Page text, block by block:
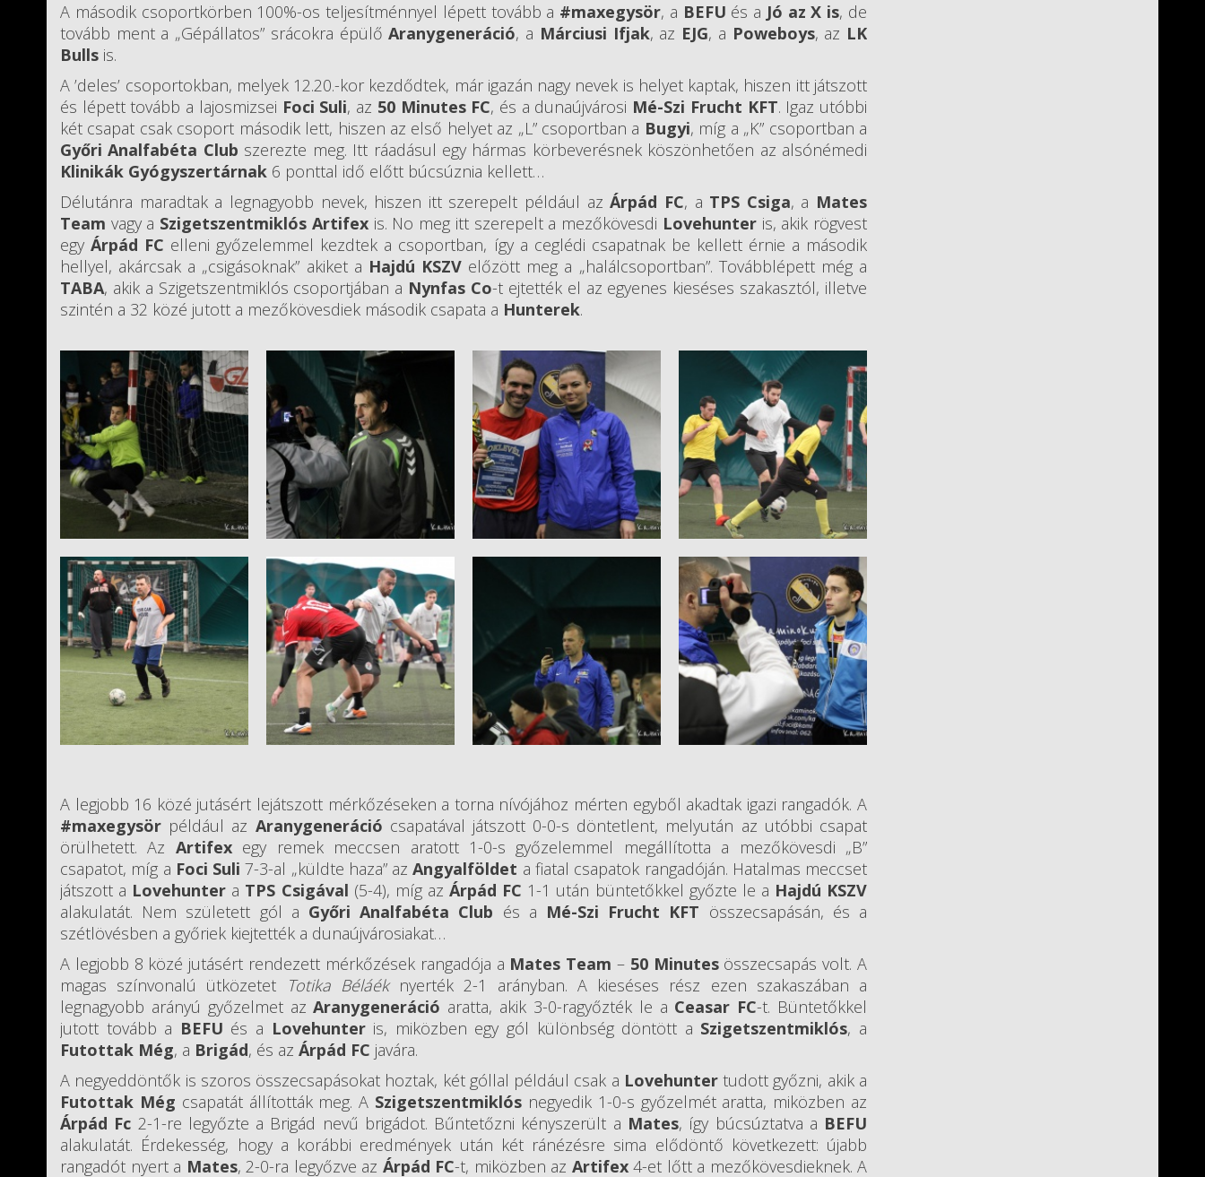
A második csoportkörben 100%-os teljesítménnyel lépett tovább a #maxegysör, a BEFU és a Jó az X is, de
tovább ment a „Gépállatos” srácokra épülőAranygeneráció, a Márciusi Ifjak, az EJG, a Poweboys, az LK
Bulls is.
A ’deles’ csoportokban, melyek 12.20.-kor kezdődtek, már igazán nagy nevek is helyet kaptak, hiszen itt játszott
és lépett tovább a lajosmizsei Foci Suli, az 50 Minutes FC, és a dunaújvárosi Mé-Szi Frucht KFT. Igaz utóbbi
két csapat csak csoport második lett, hiszen az első helyet az „L” csoportban a Bugyi, míg a „K” csoportban a
Győri Analfabéta Club szerezte meg. Itt ráadásul egy hármas körbeverésnek köszönhetően az alsónémedi
Klinikák Gyógyszertárnak 6 ponttal idő előtt búcsúznia kellett…
Délutánra maradtak a legnagyobb nevek, hiszen itt szerepelt például azÁrpád FC, a TPS Csiga, a Mates
Team vagy a Szigetszentmiklós Artifexis. No meg itt szerepelt a mezőkövesdi Lovehunteris, akik rögvest
egyÁrpád FC elleni győzelemmel kezdtek a csoportban, így a ceglédi csapatnak be kellett érnie a második
hellyel, akárcsak a „csigásoknak” akiket a Hajdú KSZV előzött meg a „halálcsoportban”. Továbblépett még a
TABA, akik a Szigetszentmiklós csoportjában a Nynfas Co-t ejtették el az egyenes kieséses szakasztól, illetve
szintén a 32 közé jutott a mezőkövesdiek második csapata a Hunterek.
A legjobb 16 közé jutásért lejátszott mérkőzéseken a torna nívójához mérten egyből akadtak igazi rangadók. A
#maxegysör például az Aranygeneráció csapatával játszott 0-0-s döntetlent, melyután az utóbbi csapat
örülhetett. Az Artifexegy remek meccsen aratott 1-0-s győzelemmel megállította a mezőkövesdi „B”
csapatot, míg a Foci Suli 7-3-al „küldte haza” azAngyalföldet a fiatal csapatok rangadóján. Hatalmas meccset
játszott a Lovehunter a TPS Csigával (5-4), míg azÁrpád FC 1-1 után büntetőkkel győzte le a Hajdú KSZV
alakulatát. Nem született gól a Győri Analfabéta Club és a Mé-Szi Frucht KFT összecsapásán, és a
szétlövésben a győriek kiejtették a dunaújvárosiakat…
A legjobb 8 közé jutásért rendezett mérkőzések rangadója a Mates Team – 50 Minutesösszecsapás volt. A
magas színvonalú ütközetet
Totika Béláéknyerték 2-1 arányban. A kieséses rész ezen szakaszában a
legnagyobb arányú győzelmet azAranygeneráció aratta, akik 3-0-ragyőzték le a Ceasar FC-t. Büntetőkkel
jutott tovább a BEFU és a Lovehunter is, miközben egy gól különbség döntött a Szigetszentmiklós, a
Futottak Még, a Brigád, és az Árpád FC javára.
A negyeddöntők is szoros összecsapásokat hoztak, két góllal például csak a Lovehuntertudott győzni, akik a
Futottak Még csapatát állították meg. A Szigetszentmiklós negyedik 1-0-s győzelmét aratta, miközben az
Árpád Fc 2-1-re legyőzte a Brigád nevű brigádot. Bűntetőzni kényszerült a Mates, így búcsúztatva a BEFU
alakulatát. Érdekesség, hogy a korábbi eredmények után két ránézésre sima elődöntő következett: újabb
rangadót nyert a Mates, 2-0-ra legyőzve az Árpád FC-t, miközben az Artifex4-et lőtt a mezőkövesdieknek. A